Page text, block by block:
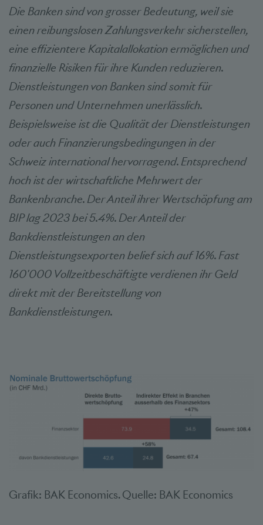
Die Banken sind von grosser Bedeutung, weil sie
einen reibungslosen Zahlungsverkehr sicherstellen,
eine effizientere Kapitalallokation ermöglichen und
finanzielle Risiken für ihre Kunden reduzieren.
Dienstleistungen von Banken sind somit für
Personen und Unternehmen unerlässlich.
Beispielsweise ist die Qualität der Dienstleistungen
oder auch Finanzierungsbedingungen in der
Schweiz international hervorragend. Entsprechend
hoch ist der wirtschaftliche Mehrwert der
Bankenbranche. Der Anteil ihrer Wertschöpfung am
BIP lag 2023 bei 5.4%. Der Anteil der
Bankdienstleistungen an den
Dienstleistungsexporten belief sich auf 16%. Fast
160'000 Vollzeitbeschäftigte verdienen ihr Geld
direkt mit der Bereitstellung von
Bankdienstleistungen.
Grafik: BAK Economics. Quelle: BAK Economics